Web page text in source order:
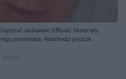
Jackowski Official/ Materiały
jasnowidza. Nadchodzi jeszcze